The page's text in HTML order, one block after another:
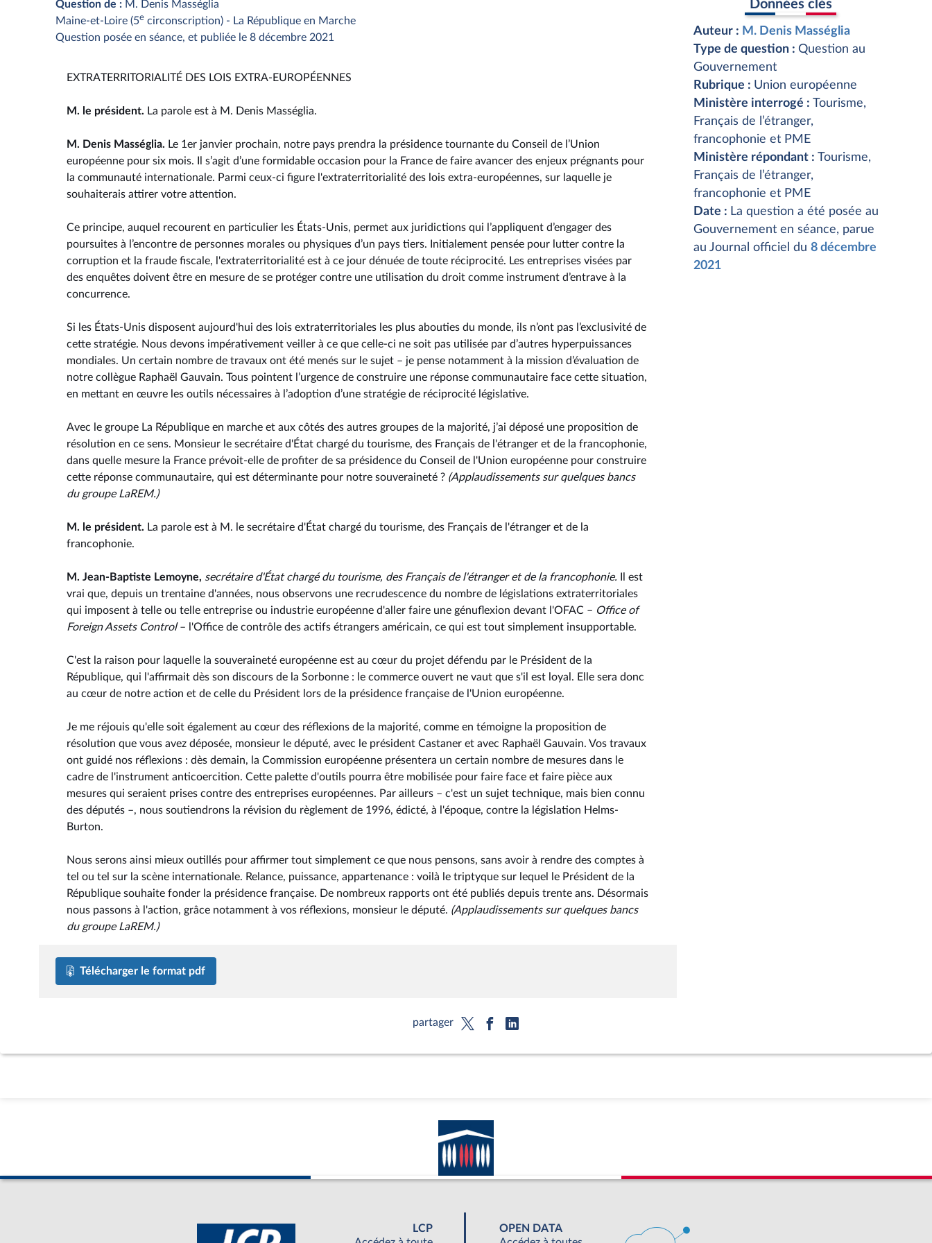
Question de : M. Denis Masséglia
Maine-et-Loire (5e circonscription) - La République en Marche
Question posée en séance, et publiée le 8 décembre 2021
EXTRATERRITORIALITÉ DES LOIS EXTRA-EUROPÉENNES
M. le président. La parole est à M. Denis Masséglia.
M. Denis Masséglia. Le 1er janvier prochain, notre pays prendra la présidence tournante du Conseil de l’Union
européenne pour six mois. Il s’agit d’une formidable occasion pour la France de faire avancer des enjeux prégnants pour
la communauté internationale. Parmi ceux-ci figure l'extraterritorialité des lois extra-européennes, sur laquelle je
souhaiterais attirer votre attention.
Ce principe, auquel recourent en particulier les États-Unis, permet aux juridictions qui l’appliquent d’engager des
poursuites à l’encontre de personnes morales ou physiques d’un pays tiers. Initialement pensée pour lutter contre la
corruption et la fraude fiscale, l'extraterritorialité est à ce jour dénuée de toute réciprocité. Les entreprises visées par
des enquêtes doivent être en mesure de se protéger contre une utilisation du droit comme instrument d’entrave à la
concurrence.
Si les États-Unis disposent aujourd'hui des lois extraterritoriales les plus abouties du monde, ils n’ont pas l’exclusivité de
cette stratégie. Nous devons impérativement veiller à ce que celle-ci ne soit pas utilisée par d’autres hyperpuissances
mondiales. Un certain nombre de travaux ont été menés sur le sujet – je pense notamment à la mission d’évaluation de
notre collègue Raphaël Gauvain. Tous pointent l’urgence de construire une réponse communautaire face cette situation,
en mettant en œuvre les outils nécessaires à l’adoption d’une stratégie de réciprocité législative.
Avec le groupe La République en marche et aux côtés des autres groupes de la majorité, j’ai déposé une proposition de
résolution en ce sens. Monsieur le secrétaire d'État chargé du tourisme, des Français de l'étranger et de la francophonie,
dans quelle mesure la France prévoit-elle de profiter de sa présidence du Conseil de l'Union européenne pour construire
cette réponse communautaire, qui est déterminante pour notre souveraineté ? (Applaudissements sur quelques bancs
du groupe LaREM.)
M. le président. La parole est à M. le secrétaire d'État chargé du tourisme, des Français de l'étranger et de la
francophonie.
M. Jean-Baptiste Lemoyne, secrétaire d'État chargé du tourisme, des Français de l'étranger et de la francophonie.
Il est
vrai que, depuis un trentaine d'années, nous observons une recrudescence du nombre de législations extraterritoriales
qui imposent à telle ou telle entreprise ou industrie européenne d'aller faire une génuflexion devant l'OFAC – Office of
Foreign Assets Control– l'Office de contrôle des actifs étrangers américain, ce qui est tout simplement insupportable.
C'est la raison pour laquelle la souveraineté européenne est au cœur du projet défendu par le Président de la
République, qui l'affirmait dès son discours de la Sorbonne : le commerce ouvert ne vaut que s'il est loyal. Elle sera donc
au cœur de notre action et de celle du Président lors de la présidence française de l'Union européenne.
Je me réjouis qu'elle soit également au cœur des réflexions de la majorité, comme en témoigne la proposition de
résolution que vous avez déposée, monsieur le député, avec le président Castaner et avec Raphaël Gauvain. Vos travaux
ont guidé nos réflexions : dès demain, la Commission européenne présentera un certain nombre de mesures dans le
cadre de l'instrument anticoercition. Cette palette d'outils pourra être mobilisée pour faire face et faire pièce aux
mesures qui seraient prises contre des entreprises européennes. Par ailleurs – c'est un sujet technique, mais bien connu
des députés –, nous soutiendrons la révision du règlement de 1996, édicté, à l'époque, contre la législation Helms-
Burton.
Nous serons ainsi mieux outillés pour affirmer tout simplement ce que nous pensons, sans avoir à rendre des comptes à
tel ou tel sur la scène internationale. Relance, puissance, appartenance : voilà le triptyque sur lequel le Président de la
République souhaite fonder la présidence française. De nombreux rapports ont été publiés depuis trente ans. Désormais
nous passons à l'action, grâce notamment à vos réflexions, monsieur le député. (Applaudissements sur quelques bancs
du groupe LaREM.)
Télécharger le format pdf
Données clés
Auteur : M. Denis Masséglia
Type de question : Question au
Gouvernement
Rubrique : Union européenne
Ministère interrogé : Tourisme,
Français de l’étranger,
francophonie et PME
Ministère répondant : Tourisme,
Français de l’étranger,
francophonie et PME
Date : La question a été posée au
Gouvernement en séance, parue
au Journal officiel du 8 décembre
2021
partager
LCP
OPEN DATA